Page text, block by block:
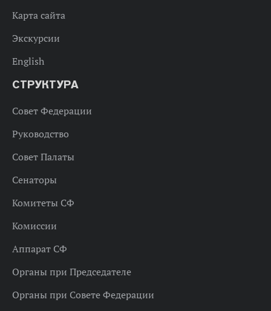
Карта сайта
Экскурсии
English
СТРУКТУРА
Совет Федерации
Руководство
Совет Палаты
Сенаторы
Комитеты СФ
Комиссии
Аппарат СФ
Органы при Председателе
Органы при Совете Федерации